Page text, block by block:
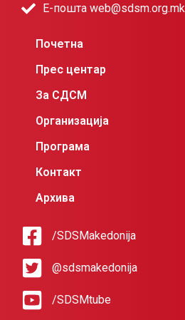
Е-пошта web@sdsm.org.mk
Почетна
Прес центар
За СДСМ
Организација
Програма
Контакт
Архива
/SDSMakedonija
@sdsmakedonija
/SDSMtube